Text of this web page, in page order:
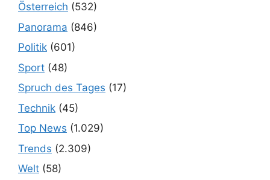
Österreich (532)
Panorama (846)
Politik (601)
Sport (48)
Spruch des Tages (17)
Technik (45)
Top News (1.029)
Trends (2.309)
Welt (58)